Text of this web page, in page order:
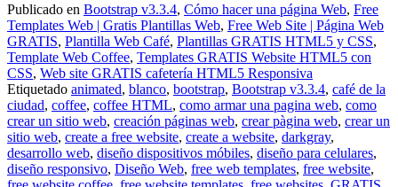
Publicado en Bootstrap v3.3.4, Cómo hacer una página Web, Free
Templates Web | Gratis Plantillas Web, Free Web Site | Página Web
GRATIS, Plantilla Web Café, Plantillas GRATIS HTML5 y CSS,
Template Web Coffee, Templates GRATIS Website HTML5 con
CSS, Web site GRATIS cafetería HTML5 Responsiva
Etiquetado animated, blanco, bootstrap, Bootstrap v3.3.4, café de la
ciudad, coffee, coffee HTML, como armar una pagina web, como
crear un sitio web, creación páginas web, crear pàgina web, crear un
sitio web, create a free website, create a website, darkgray,
desarrollo web, diseño dispositivos móbiles, diseño para celulares,
diseño responsivo, Diseño Web, free web templates, free website,